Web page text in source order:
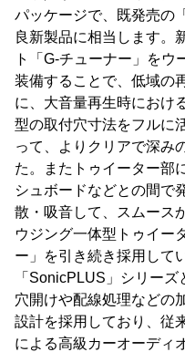
パッケージで、既発売の
良新製品に相当します。
ト「G-チューナー」をウ
装備することで、低域の
に、大音量再生時におけ
型の取付穴寸法をフルに
って、よりクリアで深み
た。またトゥイーター部
シュボードなどとの間で
散・吸音して、スムース
ウジング一体型トゥイー
ー」を引き続き採用して
「SonicPLUS」シリー
穴開けや配線処理などの
設計を採用しており、従
による高級カーオーディ